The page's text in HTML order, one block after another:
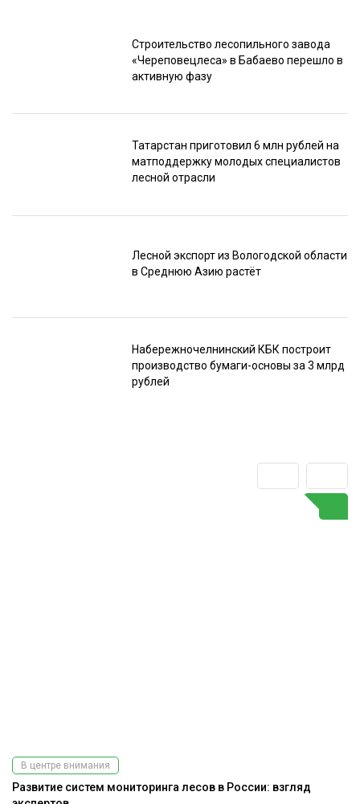
Строительство лесопильного завода
«Череповецлеса» в Бабаево перешло в
активную фазу
Татарстан приготовил 6 млн рублей на
матподдержку молодых специалистов
лесной отрасли
Лесной экспорт из Вологодской области
в Среднюю Азию растёт
Набережночелнинский КБК построит
производство бумаги-основы за 3 млрд
рублей
В центре внимания
Развитие систем мониторинга лесов в России: взгляд